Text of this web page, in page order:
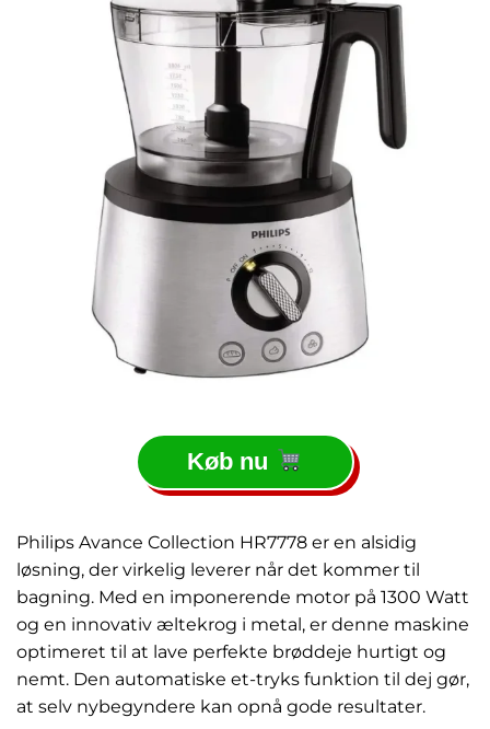
Køb nu
Philips Avance Collection HR7778 er en alsidig
løsning, der virkelig leverer når det kommer til
bagning. Med en imponerende motor på 1300 Watt
og en innovativ æltekrog i metal, er denne maskine
optimeret til at lave perfekte brøddeje hurtigt og
nemt. Den automatiske et-tryks funktion til dej gør,
at selv nybegyndere kan opnå gode resultater.